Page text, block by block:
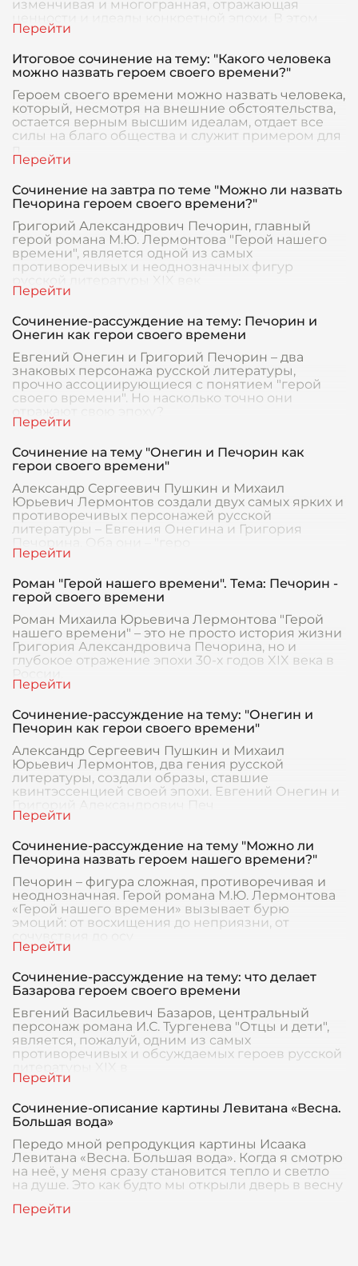
изменчивая и многогранная, отражающая
ценности и идеалы конкретной эпохи. В этом
контексте возни
Итоговое сочинение на тему: "Какого человека
можно назвать героем своего времени?"
Героем своего времени можно назвать человека,
который, несмотря на внешние обстоятельства,
остается верным высшим идеалам, отдает все
силы на благо общества и служит примером для
Сочинение на завтра по теме "Можно ли назвать
Печорина героем своего времени?"
Григорий Александрович Печорин, главный
герой романа М.Ю. Лермонтова "Герой нашего
времени", является одной из самых
противоречивых и неоднозначных фигур
русской литературы XIX век
Сочинение-рассуждение на тему: Печорин и
Онегин как герои своего времени
Евгений Онегин и Григорий Печорин – два
знаковых персонажа русской литературы,
прочно ассоциирующиеся с понятием "герой
своего времени". Но насколько точно они
Сочинение на тему "Онегин и Печорин как
герои своего времени"
Александр Сергеевич Пушкин и Михаил
Юрьевич Лермонтов создали двух самых ярких и
противоречивых персонажей русской
литературы – Евгения Онегина и Григория
Печорина. Оба они – "геро
Роман "Герой нашего времени". Тема: Печорин -
герой своего времени
Роман Михаила Юрьевича Лермонтова "Герой
нашего времени" – это не просто история жизни
Григория Александровича Печорина, но и
глубокое отражение эпохи 30-х годов XIX века в
России.
Сочинение-рассуждение на тему: "Онегин и
Печорин как герои своего времени"
Александр Сергеевич Пушкин и Михаил
Юрьевич Лермонтов, два гения русской
литературы, создали образы, ставшие
квинтэссенцией своей эпохи. Евгений Онегин и
Григорий Александрович Печ
Сочинение-рассуждение на тему "Можно ли
Печорина назвать героем нашего времени?"
Печорин – фигура сложная, противоречивая и
неоднозначная. Герой романа М.Ю. Лермонтова
«Герой нашего времени» вызывает бурю
эмоций: от восхищения до неприязни, от
Сочинение-рассуждение на тему: что делает
Базарова героем своего времени
Евгений Васильевич Базаров, центральный
персонаж романа И.С. Тургенева "Отцы и дети",
является, пожалуй, одним из самых
противоречивых и обсуждаемых героев русской
литературы XIX в
Сочинение-описание картины Левитана «Весна.
Большая вода»
Передо мной репродукция картины Исаака
Левитана «Весна. Большая вода». Когда я смотрю
на неё, у меня сразу становится тепло и светло
на душе. Это как будто мы открыли дверь в весну